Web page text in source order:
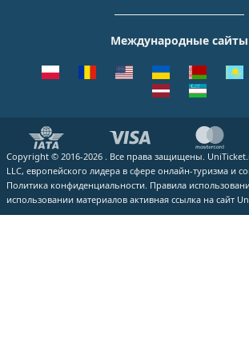
Казань
Чехия
Emirates
ВСЕ АВИАКОМПАНИИ
Кольцово
Курумоч
ВСЕ АЭРОПОРТЫ
Москва - Симферополь
Москва - Ереван
Москва - Калининград
Москва - Екатеринбург
Москва - Махачкала
ВСЕ НАПРАВЛЕНИЯ
Помощь
Вакансии
Блог
Как купить билет
Международные сайты
Copyright © 2016-2026 . Все права защищены.
LLC, европейского лидера в сфере онлайн-туризма и
Политика конфиденциальности. Правила
использовании материалов активная ссылка на сайт